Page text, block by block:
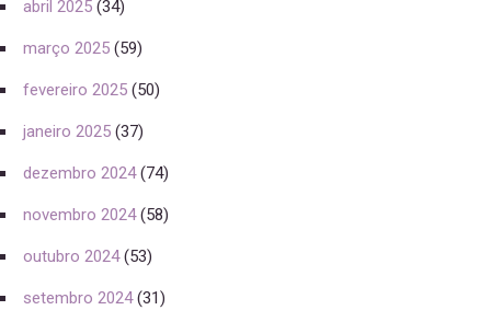
abril 2025 (34)
março 2025 (59)
fevereiro 2025 (50)
janeiro 2025 (37)
dezembro 2024(74)
novembro 2024(58)
outubro 2024(53)
setembro 2024(31)